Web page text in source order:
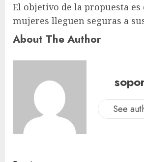
El objetivo de la propuesta es
mujeres lleguen seguras a
About The Author
See